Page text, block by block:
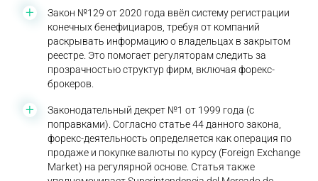
Закон №129 от 2020 года ввёл систему регистрации
конечных бенефициаров, требуя от компаний
раскрывать информацию о владельцах в закрытом
реестре. Это помогает регуляторам следить за
прозрачностью структур фирм, включая форекс-
брокеров.
Законодательный декрет №1 от 1999 года (с
поправками). Согласно статье 44 данного закона,
форекс-деятельность определяется как операция по
продаже и покупке валюты по курсу (Foreign Exchange
Market) на регулярной основе. Статья также